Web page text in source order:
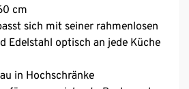
cm
sich mit seiner rahmenlosen
Edelstahl optisch an jede Küche
in Hochschränke